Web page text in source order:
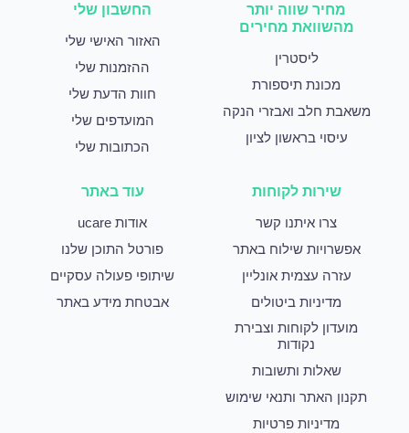
מחיר שווה יותר
מהשוואת מחירים
ליסטרין
מכונת תיספורת
משאבת חלב ואבזרי הנקה
עיסוי בראשון לציון
החשבון שלי
האזור האישי שלי
ההזמנות שלי
חוות הדעת שלי
המועדפים שלי
הכתובות שלי
שירות לקוחות
צרו איתנו קשר
אפשרויות שילוח באתר
עזרה עצמית אונליין
מדיניות ביטולים
מועדון לקוחות וצבירת
נקודות
שאלות ותשובות
תקנון האתר ותנאי שימוש
מדיניות פרטיות
עוד באתר
אודות ucare
פורטל התוכן שלנו
שיתופי פעולה עסקיים
אבטחת מידע באתר